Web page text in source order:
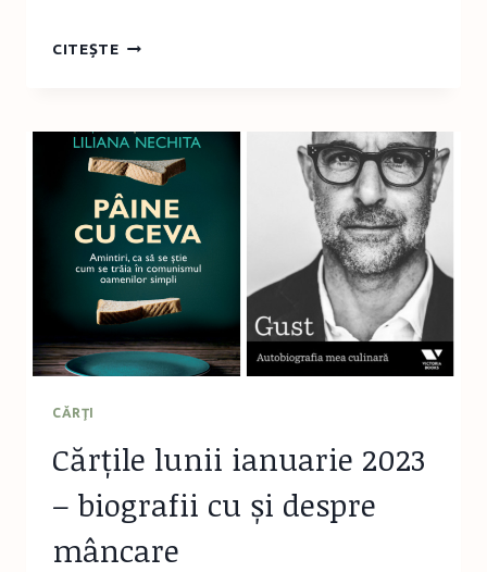
CITEȘTEHAI
MUZEU
–
MUZEUL
DE
ȘTIINȚE
BRAȘOV
CĂRŢI
Cărțile lunii ianuarie 2023
– biografii cu și despre
mâncare